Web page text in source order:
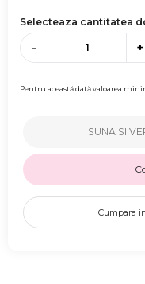
Selecteaza cantitatea
- +
Pentru această dată valoarea
SUNA SI
Cumpara